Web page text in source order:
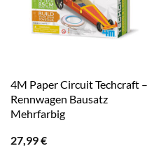
4M Paper Circuit Techcraft –
Rennwagen Bausatz
Mehrfarbig
27,99€